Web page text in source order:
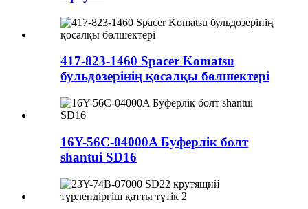
417-823-1460 Spacer Komatsu
бульдозерінің қосалқы бөлшектері
16Y-56C-04000A Буферлік болт
shantui SD16